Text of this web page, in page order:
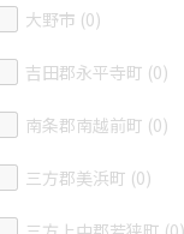
大野市 (0)
吉田郡永平寺町 (0)
南条郡南越前町 (0)
三方郡美浜町 (0)